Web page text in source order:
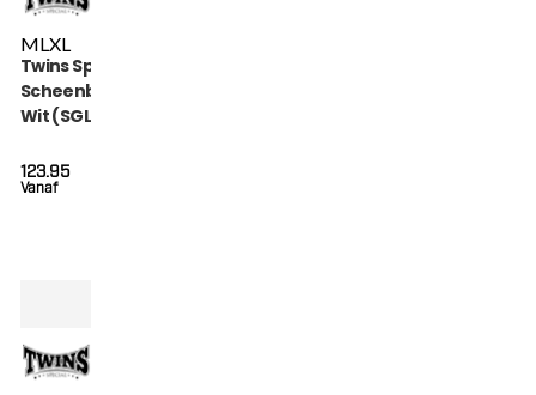
MLXL
Twins Special
Scheenbeschermers
Wit (SGL 7 WHITE)
Vanaf
123.95